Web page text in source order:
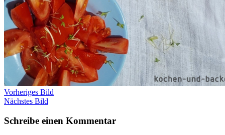
Vorheriges Bild
Nächstes Bild
Schreibe einen Kommentar